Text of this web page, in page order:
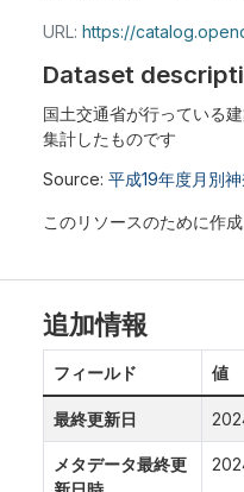
URL: https://catalog.opendata.pref.kanagawa.jp/dataset/940241e2-
Dataset
国土交通省が行っている
集計したものです
Source: 平成19年度月別
このリソースのために作
追加情報
フィールド 値
最終更新日
メタデータ最終更